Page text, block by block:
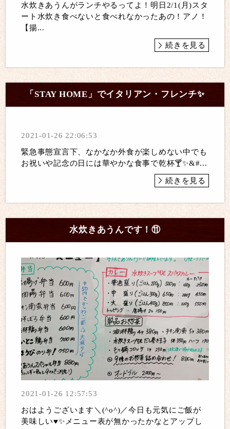
水炊きあうんがランチやるってよ！明日2/1(月)スタ
ート水炊き食べないと食べれなかったあの！アノ！
【揚...
続きを見る
「STAY HOME」でイタリアン・フレンチ✨
2021-01-26 22:06:53
緊急事態宣言下、なかなか外食が楽しめない中でも
お祝いや記念の日には華やかな食事で乾杯🍸️✨&#...
続きを見る
水炊きあうんです！⑪
2021-01-26 12:57:53
おはようございます＼(^o^)／今日も元気にご飯が
美味しい♥️✨メニュー表が無かったかなとアップし